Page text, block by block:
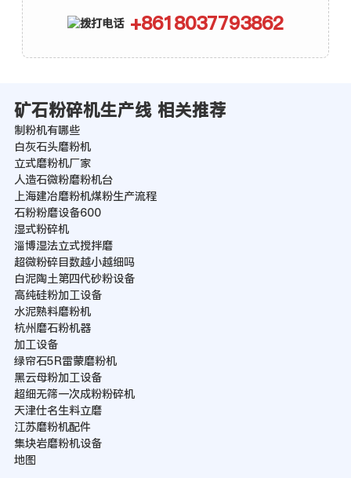
+8618037793862
矿石粉碎机生产线 相关推荐
制粉机有哪些
白灰石头磨粉机
立式磨粉机厂家
人造石微粉磨粉机台
上海建冶磨粉机煤粉生产流程
石粉粉磨设备600
湿式粉碎机
淄博湿法立式搅拌磨
超微粉碎目数越小越细吗
白泥陶土第四代砂粉设备
高纯硅粉加工设备
水泥熟料磨粉机
杭州磨石粉机器
加工设备
绿帘石5R雷蒙磨粉机
黑云母粉加工设备
超细无筛一次成粉粉碎机
天津仕名生料立磨
江苏磨粉机配件
集块岩磨粉机设备
地图